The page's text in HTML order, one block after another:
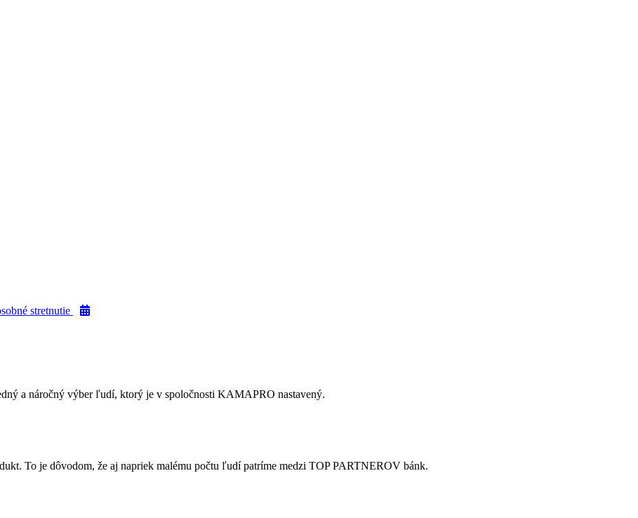
stretnutie
a náročný výber ľudí, ktorý je v spoločnosti KAMAPRO nastavený.
To je dôvodom, že aj napriek malému počtu ľudí patríme medzi TOP PARTNEROV bánk.